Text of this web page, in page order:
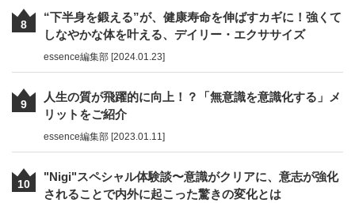
8
“下半身を鍛える”が、健康寿命を伸ばすカギに！強くて
しなやかな体を叶える、デイリー・エクササイズ
essence編集部 [2024.01.23]
9
人生の質が飛躍的に向上！？「無意識を意識化する」メ
リットをご紹介
essence編集部 [2023.01.11]
10
"Nigi"スペシャル体験談〜意識がクリアに、意志が強化
されることで内外に起こった驚きの変化とは